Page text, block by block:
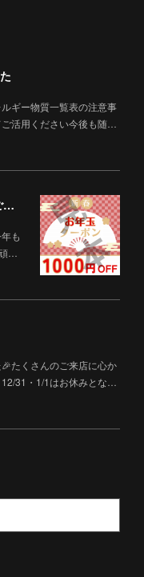
ギー物質一覧表の注意事
活用ください今後も随…
2026年、新年あけましておめでとうございます！
も
…
たくさんのご来店に心か
31・1/1はお休みとな…